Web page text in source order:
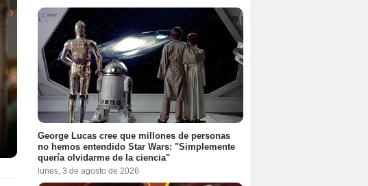
George Lucas cree que millones de personas
no hemos entendido Star Wars: "Simplemente
quería olvidarme de la ciencia"
lunes, 3 de agosto de 2026